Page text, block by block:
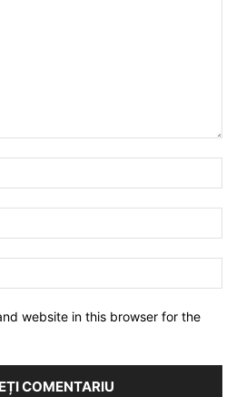
website in this browser for the